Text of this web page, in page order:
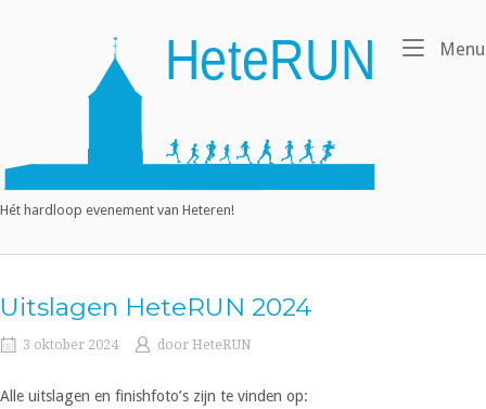
Hét hardloop evenement van Heteren!
Menu
Uitslagen HeteRUN 2024
3 oktober 2024 door HeteRUN
Alle uitslagen en finishfoto’s zijn te vinden op: